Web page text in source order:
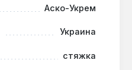
использовать хомут
упаковка 150 штук
частые докупки
Аско-Укрем
Украина
стяжка